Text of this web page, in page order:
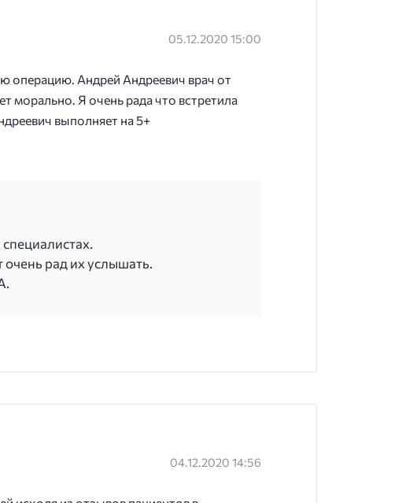
05.12.2020 15:00
операцию. Андрей Андреевич врач от
морально. Я очень рада что встретила
выполняет на 5+
рад их услышать.
04.12.2020 14:56